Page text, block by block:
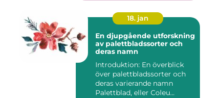
18. jan
En djupgående utforskning
av palettbladssorter och
deras namn
Introduktion: En överblick
över palettbladssorter och
deras varierande namn
Palettblad, eller Coleu...